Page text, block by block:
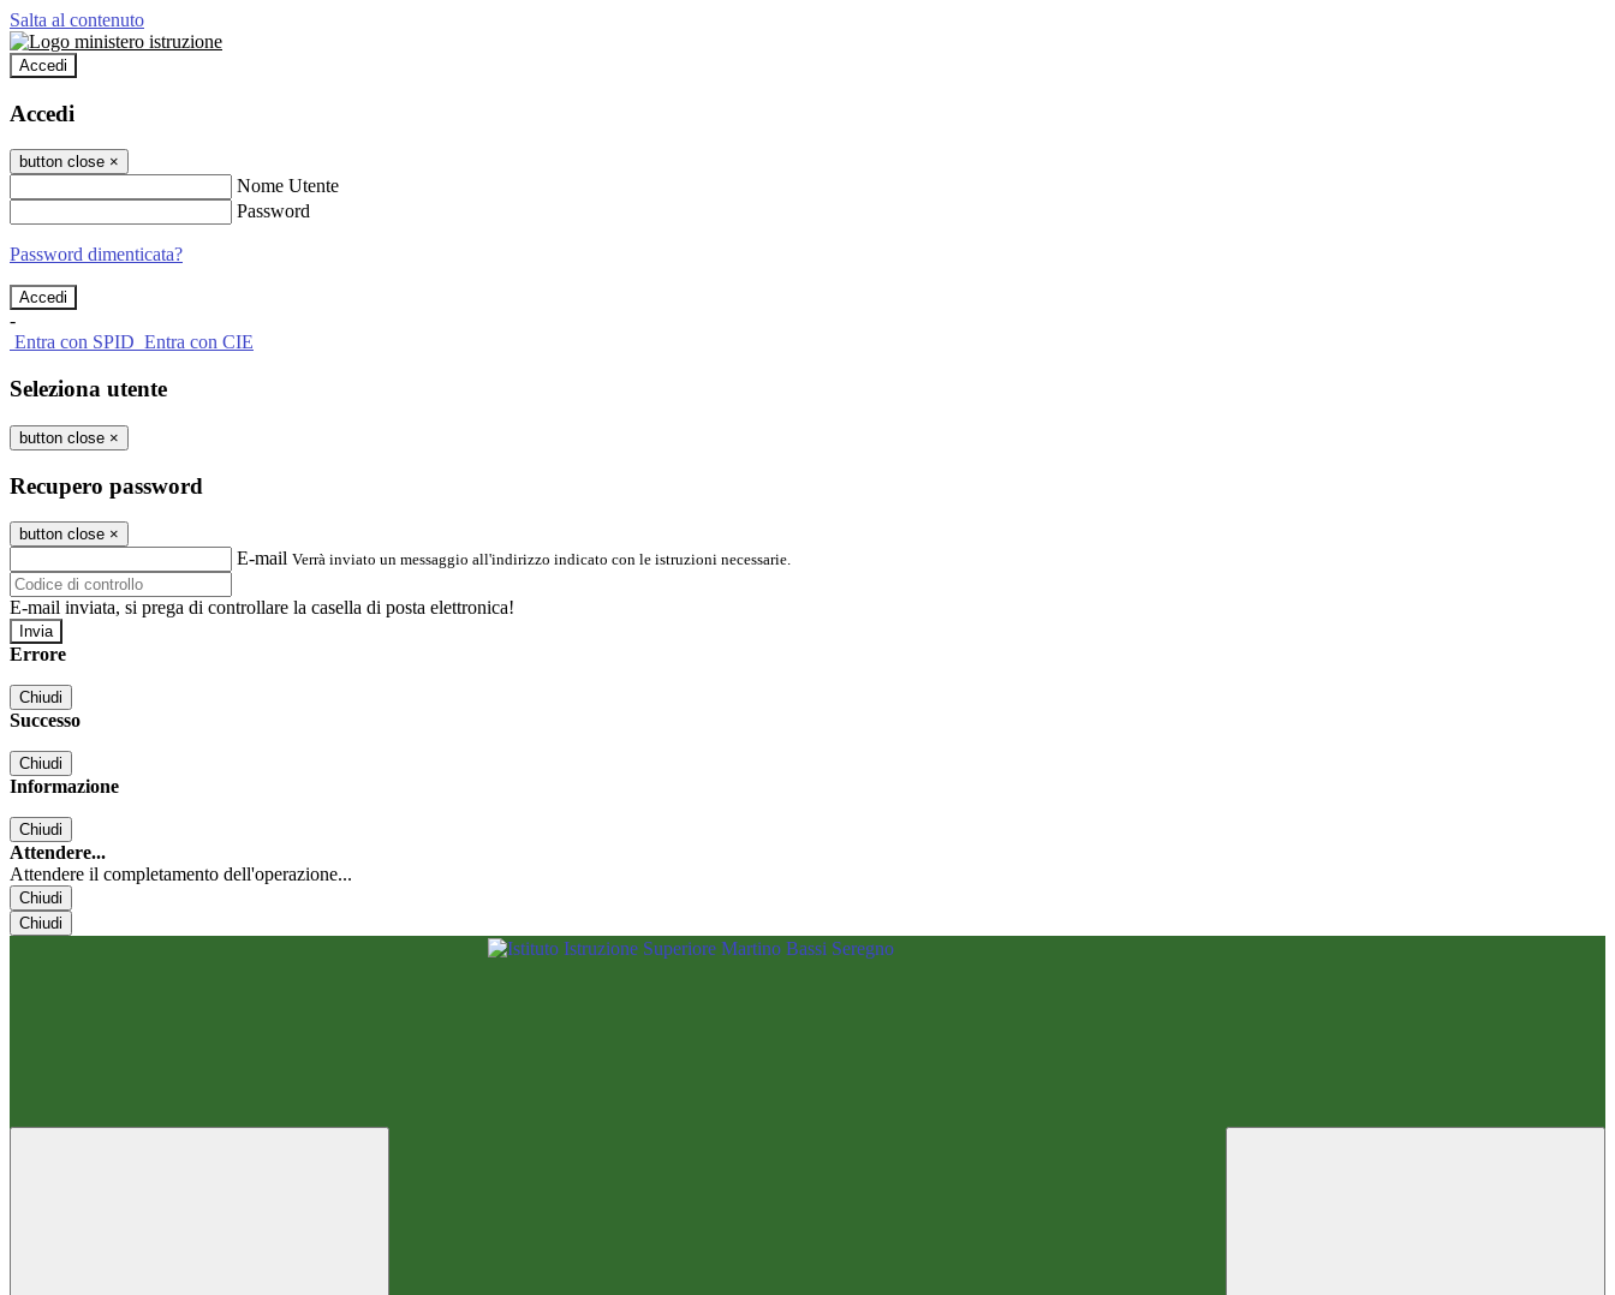
Salta al contenuto
Accedi
Accedi
button close ×
Nome Utente
Password
Password dimenticata?
-
Entra con SPID Entra con CIE
Seleziona utente
button close ×
Recupero password
button close ×
E-mail Verrà inviato un messaggio all'indirizzo indicato con le istruzioni necessarie.
E-mail inviata, si prega di controllare la casella di posta elettronica!
Errore
Chiudi
Successo
Chiudi
Informazione
Chiudi
Attendere...
Attendere il completamento dell'operazione...
Chiudi
Chiudi